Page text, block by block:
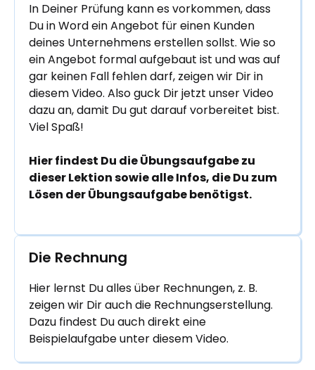
In Deiner Prüfung kann es vorkommen, dass
Du in Word ein Angebot für einen Kunden
deines Unternehmens erstellen sollst. Wie so
ein Angebot formal aufgebaut ist und was auf
gar keinen Fall fehlen darf, zeigen wir Dir in
diesem Video. Also guck Dir jetzt unser Video
dazu an, damit Du gut darauf vorbereitet bist.
Viel Spaß!
Hier findest Du die Übungsaufgabe zu
dieser Lektion sowie alle Infos, die Du zum
Lösen der Übungsaufgabe benötigst.
Die Rechnung
Hier lernst Du alles über Rechnungen, z. B.
zeigen wir Dir auch die Rechnungserstellung.
Dazu findest Du auch direkt eine
Beispielaufgabe unter diesem Video.